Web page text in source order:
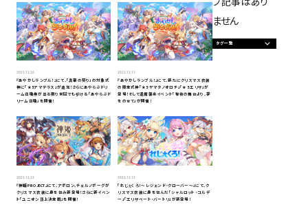
2023.12.26
『あやかしランブル！』にて、「真華の契り」の対象式
神に「★5アマテラス」が追加！さらにあやらぶドリ
ーム召喚券が出る限り何回でも引ける「あやらぶド
リーム召喚」を開催！
2023.12.13
『あやかしランブル！』にて、新たにクリスマス衣装
の限定式神「★5 ヤマタノオロチ」「★5 エリザ」が
登場！そして逢魔襲来イベント「聖夜の舞台より、夢
をのせて」が開催！
2023.12.12
『神姫PROJECT』にて、アポロン、チェルノボーグが
クリスマス衣装に身を包み新登場！さらに新イベン
ト「ユニオン頂上決定戦」を開催！
2023.12.12
「れじぇくろ！～レジェンド・クローバー～」にて、ク
リスマス衣装に身を包んだ「シャルロット・コルデ
ー」「エリザベート・バートリ」が新登場！
ません
タグ一覧